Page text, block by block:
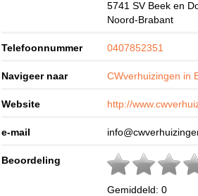
5741 SV Beek en
Noord-Brabant
Telefoonnummer 0407852351
Navigeer naar CWverhuizingen in
Website http://
e-mail
Beoordeling
Gemiddeld:0